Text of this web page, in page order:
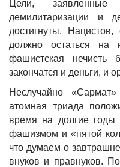
Цели,
демилитаризации и
достигнуты.
должно остаться на
фашистская нечисть
закончатся и деньги, и
Неслучайно
атомная триада
время на долгие
фашизмом и «пятой
что думаем о
внуков и правнуков.